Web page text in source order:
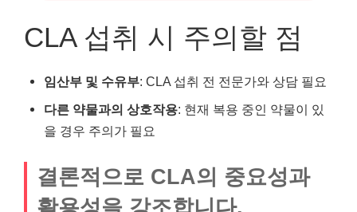
CLA 섭취 시 주의할 점
임산부 및 수유부: CLA 섭취 전 전문가와 상담 필요
다른 약물과의 상호작용: 현재 복용 중인 약물이 있
을 경우 주의가 필요
결론적으로 CLA의 중요성과
활용성을 강조합니다.